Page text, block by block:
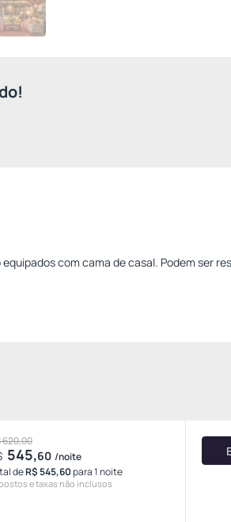
com cama de casal. Podem ser
620,00
545,60 /noite
deR$ 545,60para 1 noite
e taxas não inclusos